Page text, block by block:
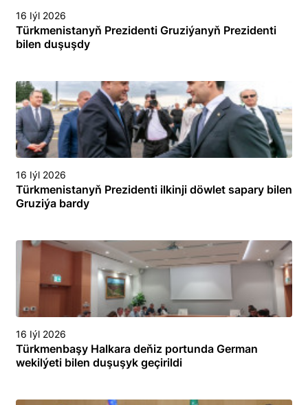
16 Iýl 2026
Türkmenistanyň Prezidenti Gruziýanyň Prezidenti
bilen duşuşdy
16 Iýl 2026
Türkmenistanyň Prezidenti ilkinji döwlet sapary bilen
Gruziýa bardy
16 Iýl 2026
Türkmenbaşy Halkara deňiz portunda German
wekilýeti bilen duşuşyk geçirildi